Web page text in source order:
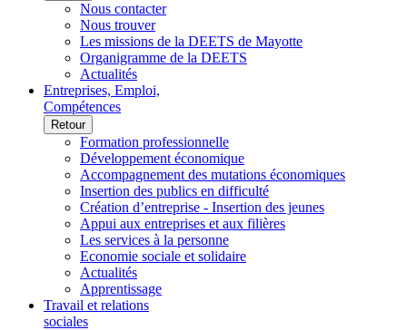
Nous contacter
Nous trouver
Les missions de la DEETS de Mayotte
Organigramme de la DEETS
Actualités
Entreprises, Emploi,
Compétences
Retour
Formation professionnelle
Développement économique
Accompagnement des mutations économiques
Insertion des publics en difficulté
Création d’entreprise - Insertion des jeunes
Appui aux entreprises et aux filières
Les services à la personne
Economie sociale et solidaire
Actualités
Apprentissage
Travail et relations
sociales